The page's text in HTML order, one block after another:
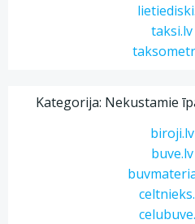
taksi.lv
Kategorija: Nekustamie
biroji.lv
buve.lv